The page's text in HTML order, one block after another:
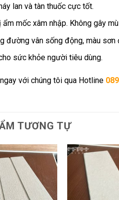
lan và tàn thuốc cực tốt.
ẩm mốc xâm nhập. Không gây
đường vân sống động, màu sơn
sức khỏe người tiêu dùng.
với chúng tôi qua Hotline
TƯƠNG TỰ